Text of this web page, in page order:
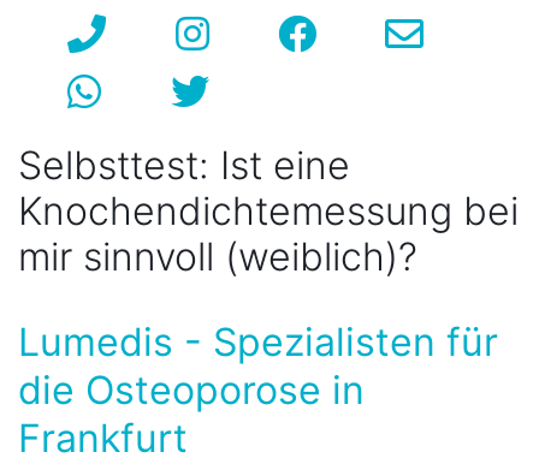
Selbsttest: Ist eine
Knochendichtemessung bei
mir sinnvoll (weiblich)?
Lumedis - Spezialisten für
die Osteoporose in
Frankfurt